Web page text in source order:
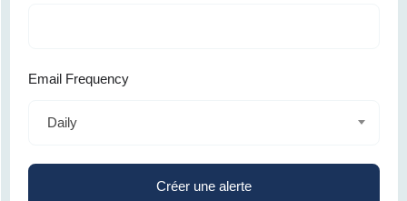
Email Frequency
Daily
Créer une alerte